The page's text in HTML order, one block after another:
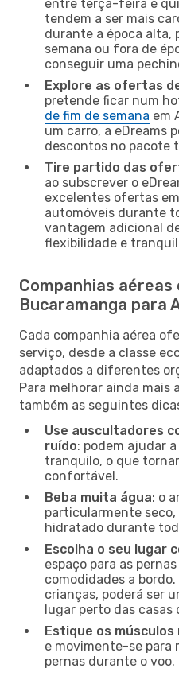
entre terça-feira e
tendem a ser mais
durante a época alta,
semana ou fora de
conseguir uma
Explore as ofertas
pretende ficar num
de fim de semana em
um carro, a eDreams
descontos no pacote
Tire partido das
ao subscrever o
excelentes ofertas
automóveis durante
vantagem adicional
flexibilidade e
Companhias aéreas
Bucaramanga para
Cada companhia aérea
serviço, desde a classe
adaptados a diferentes
Para melhorar ainda mais
também as seguintes
Use auscultadores
ruído: podem ajudar
tranquilo, o que
confortável.
Beba muita água: o
particularmente
hidratado durante
Escolha o seu lugar
espaço para as
comodidades a
crianças, poderá ser
lugar perto das casas
Estique os
e movimente-se para
pernas durante o voo.